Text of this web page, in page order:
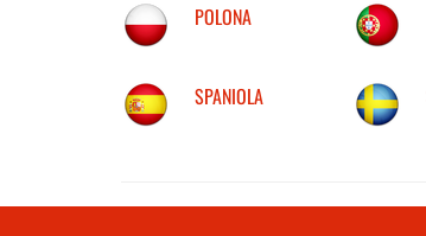
POLONA
SPANIOLA